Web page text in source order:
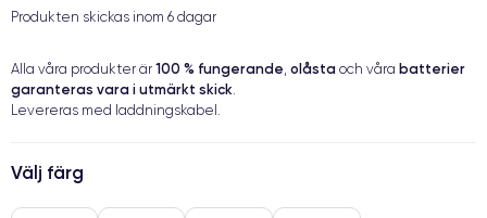
Produkten skickas inom 6 dagar
Alla våra produkter är 100 % fungerande, olåsta och våra batterier
garanteras vara i utmärkt skick.
Levereras med laddningskabel.
Välj färg